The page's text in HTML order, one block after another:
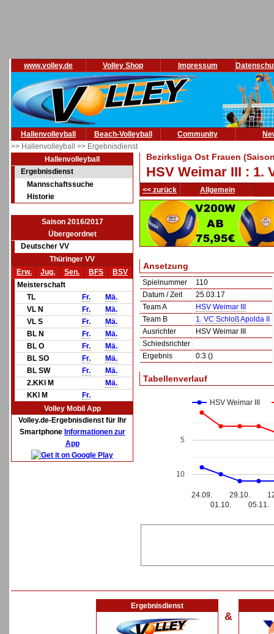
www.volley.de Volley Shop Impressum
Hallenvolleyball Beach-Volleyball Community
>> Hallenvolleyball >> Ergebnisdienst
Hallenvolleyball
Ergebnisdienst
Mannschaftssuche
Historie
Saison 2016/2017
Übergeordnet
Deutscher VV
Thüringer VV
Erw.
Jug. Sen. BFS
BSV
Meisterschaft
TL
Fr.
Mä.
VL N
Fr.
Mä.
VL S
Fr.
Mä.
BL N
Fr.
Mä.
BL O
Fr.
Mä.
BL SO
Fr.
Mä.
BL SW
Fr.
Mä.
2.KKl M
Mä.
KKl M
Fr.
Volley Mobil App
Volley.de-Ergebnisdienst für Ihr
Smartphone Informationen zur
App
Bezirksliga Ost Frauen
HSV Weimar III : 1.
<< zurück Allgemein
Ansetzung
Spielnummer
110
Datum / Zeit
25.03.17
Team A
HSV Weimar III
Team B
1. VC Schloß Apolda II
Ausrichter
HSV Weimar III
Schiedsrichter
Ergebnis
0:3 ()
Tabellenverlauf
HSV Weimar III
24.09.
01.10.
29.10.
05.11.
5
10
Ergebnisdienst
&